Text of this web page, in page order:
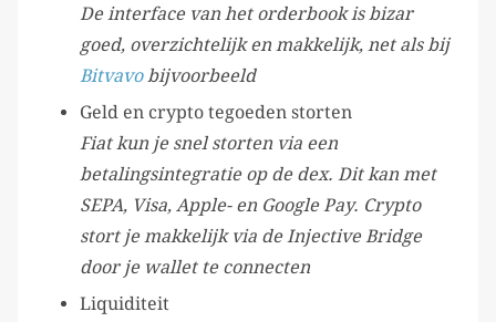
De interface van het orderbook is bizar
goed, overzichtelijk en makkelijk, net als bij
Bitvavobijvoorbeeld
Geld en crypto tegoeden storten
Fiat kun je snel storten via een
betalingsintegratie op de dex. Dit kan met
SEPA, Visa, Apple- en Google Pay. Crypto
stort je makkelijk via de Injective Bridge
door je wallet te connecten
Liquiditeit